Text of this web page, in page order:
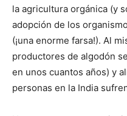
la agricultura orgánica (y
adopción de los
(¡una enorme farsa!). Al
productores de algodón
en unos cuantos años) y
personas en la India